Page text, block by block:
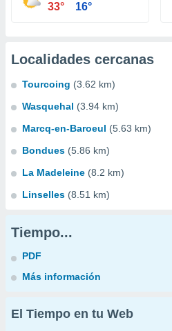
33° 16°
Localidades cercanas
Tourcoing (3.62 km)
Wasquehal (3.94 km)
Marcq-en-Baroeul (5.63 km)
Bondues (5.86 km)
La Madeleine (8.2 km)
Linselles (8.51 km)
Tiempo...
PDF
Más información
El Tiempo en tu Web